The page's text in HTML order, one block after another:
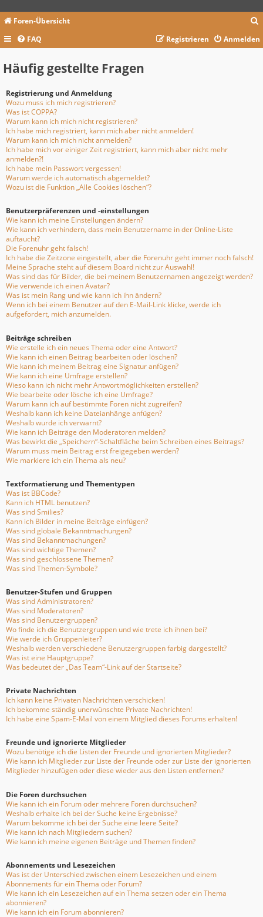
Foren-Übersicht
c
FAQ Anmelden
Registrieren
Häufig gestellte Fragen
Registrierung und Anmeldung
Wozu muss ich mich registrieren?
Was ist COPPA?
Warum kann ich mich nicht registrieren?
Ich habe mich registriert, kann mich aber nicht anmelden!
Warum kann ich mich nicht anmelden?
Ich habe mich vor einiger Zeit registriert, kann mich aber nicht mehr
anmelden?!
Ich habe mein Passwort vergessen!
Warum werde ich automatisch abgemeldet?
Wozu ist die Funktion „Alle Cookies löschen“?
Benutzerpräferenzen und -einstellungen
Wie kann ich meine Einstellungen ändern?
Wie kann ich verhindern, dass mein Benutzername in der Online-Liste
auftaucht?
Die Forenuhr geht falsch!
Ich habe die Zeitzone eingestellt, aber die Forenuhr geht immer noch falsch!
Meine Sprache steht auf diesem Board nicht zur Auswahl!
Was sind das für Bilder, die bei meinem Benutzernamen angezeigt werden?
Wie verwende ich einen Avatar?
Was ist mein Rang und wie kann ich ihn ändern?
Wenn ich bei einem Benutzer auf den E-Mail-Link klicke, werde ich
aufgefordert, mich anzumelden.
Beiträge schreiben
Wie erstelle ich ein neues Thema oder eine Antwort?
Wie kann ich einen Beitrag bearbeiten oder löschen?
Wie kann ich meinem Beitrag eine Signatur anfügen?
Wie kann ich eine Umfrage erstellen?
Wieso kann ich nicht mehr Antwortmöglichkeiten erstellen?
Wie bearbeite oder lösche ich eine Umfrage?
Warum kann ich auf bestimmte Foren nicht zugreifen?
Weshalb kann ich keine Dateianhänge anfügen?
Weshalb wurde ich verwarnt?
Wie kann ich Beiträge den Moderatoren melden?
Was bewirkt die „Speichern“-Schaltfläche beim Schreiben eines Beitrags?
Warum muss mein Beitrag erst freigegeben werden?
Wie markiere ich ein Thema als neu?
Textformatierung und Thementypen
Was ist BBCode?
Kann ich HTML benutzen?
Was sind Smilies?
Kann ich Bilder in meine Beiträge einfügen?
Was sind globale Bekanntmachungen?
Was sind Bekanntmachungen?
Was sind wichtige Themen?
Was sind geschlossene Themen?
Was sind Themen-Symbole?
Benutzer-Stufen und Gruppen
Was sind Administratoren?
Was sind Moderatoren?
Was sind Benutzergruppen?
Wo finde ich die Benutzergruppen und wie trete ich ihnen bei?
Wie werde ich Gruppenleiter?
Weshalb werden verschiedene Benutzergruppen farbig dargestellt?
Was ist eine Hauptgruppe?
Was bedeutet der „Das Team“-Link auf der Startseite?
Private Nachrichten
Ich kann keine Privaten Nachrichten verschicken!
Ich bekomme ständig unerwünschte Private Nachrichten!
Ich habe eine Spam-E-Mail von einem Mitglied dieses Forums erhalten!
Freunde und ignorierte Mitglieder
Wozu benötige ich die Listen der Freunde und ignorierten Mitglieder?
Wie kann ich Mitglieder zur Liste der Freunde oder zur Liste der ignorierten
Mitglieder hinzufügen oder diese wieder aus den Listen entfernen?
Die Foren durchsuchen
Wie kann ich ein Forum oder mehrere Foren durchsuchen?
Weshalb erhalte ich bei der Suche keine Ergebnisse?
Warum bekomme ich bei der Suche eine leere Seite?
Wie kann ich nach Mitgliedern suchen?
Wie kann ich meine eigenen Beiträge und Themen finden?
Abonnements und Lesezeichen
Was ist der Unterschied zwischen einem Lesezeichen und einem
Abonnements für ein Thema oder Forum?
Wie kann ich ein Lesezeichen auf ein Thema setzen oder ein Thema
abonnieren?
Wie kann ich ein Forum abonnieren?